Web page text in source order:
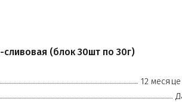
(блок 30шт по 30г)
12